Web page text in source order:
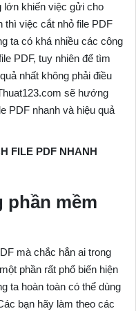
lớn khiến việc gửi cho
thì việc cắt nhỏ file PDF
ta có khá nhiều các công
PDF, tuy nhiên để tìm
nhất không phải điều
sẽ hướng
PDF nhanh và hiệu quả
FILE PDF NHANH
phần mềm
mà chắc hẳn ai trong
phần rất phổ biến hiện
ta hoàn toàn có thể dùng
bạn hãy làm theo các